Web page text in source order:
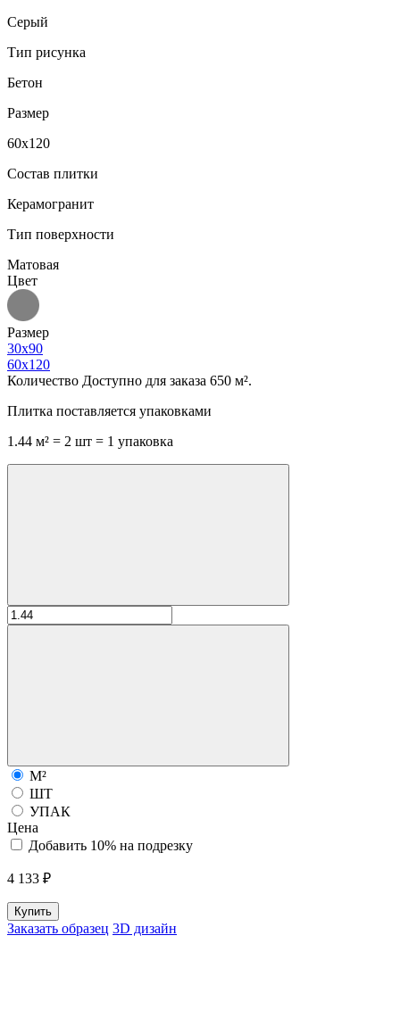
Серый
Тип рисунка
Бетон
Размер
60x120
Состав плитки
Керамогранит
Тип поверхности
Матовая
Цвет
Размер
30x90
60x120
Количество Доступно для заказа 650 м².
Плитка поставляется упаковками
1.44 м² = 2 шт = 1 упаковка
М²
ШТ
УПАК
Цена
Добавить 10% на подрезку
4 133 ₽
Купить
Заказать образец 3D дизайн